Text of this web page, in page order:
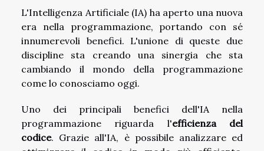
L'Intelligenza Artificiale (IA) ha aperto una nuova
era nella programmazione, portando con sé
innumerevoli benefici. L'unione di queste due
discipline sta creando una sinergia che sta
cambiando il mondo della programmazione
come lo conosciamo oggi.
Uno dei principali benefici dell'IA nella
programmazione riguarda l'efficienza del
codice. Grazie all'IA, è possibile analizzare ed